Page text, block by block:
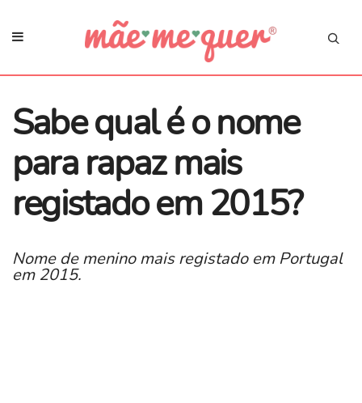
Sabe qual é o nome
para rapaz mais
registado em 2015?
Nome de menino mais registado em Portugal
em 2015.